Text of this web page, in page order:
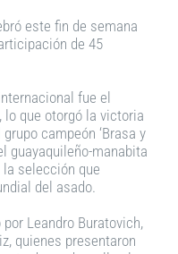
este fin de semana
de 45
fue el
lo que otorgó la victoria
campeón ‘Brasa y
guayaquileño-manabita
la selección que
del asado.
Leandro Buratovich,
quienes presentaron